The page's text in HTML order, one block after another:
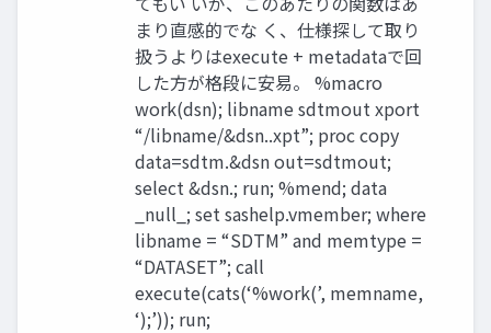
まり直感的でな く、仕様探して取り
扱うよりはexecute + metadataで回
した方が格段に安易。 %macro
work(dsn); libname sdtmout xport
“/libname/&dsn..xpt”; proc copy
data=sdtm.&dsn out=sdtmout;
select &dsn.; run; %mend; data
_null_; set sashelp.vmember; where
libname = “SDTM” and memtype =
“DATASET”; call
execute(cats(‘%work(’, memname,
‘);’)); run;